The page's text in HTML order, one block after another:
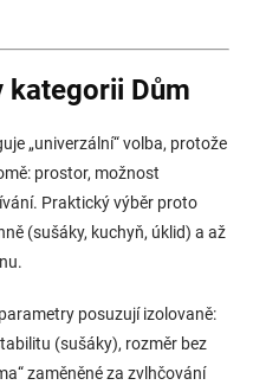
kategorii Dům
„univerzální“ volba, protože
prostor, možnost
Praktický výběr proto
(sušáky, kuchyň, úklid) a až
posuzují izolovaně:
(sušáky), rozměr bez
zaměněné za zvlhčování